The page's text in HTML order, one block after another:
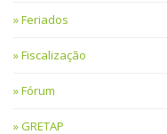
Feriados
Fiscalização
Fórum
GRETAP